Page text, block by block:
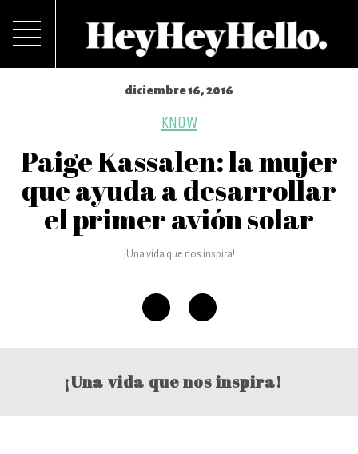
diciembre 16, 2016
KNOW
Paige Kassalen: la mujer
que ayuda a desarrollar
el primer avión solar
¡Una vida que nos inspira!
¡Una vida que nos inspira!